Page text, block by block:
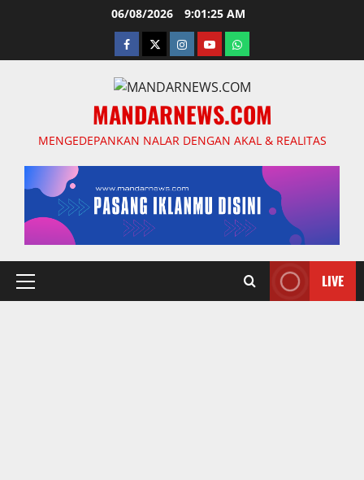
06/08/2026 9:01:26 AM
facebooktwitterinstagram.com
youtubewhatsapp
MANDARNEWS.COM
MENGEDEPANKAN NALAR DENGAN AKAL & REALITAS
Primary
LIVE